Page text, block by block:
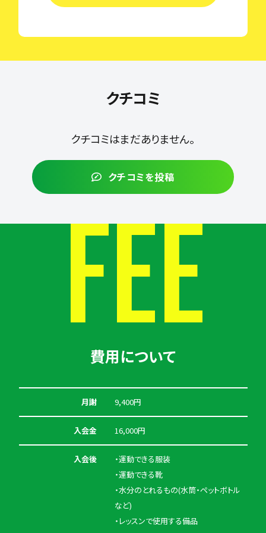
クチコミ
クチコミはまだありません。
クチコミを投稿
FEE
費用について
月謝 9,400円
入会金 16,000円
入会後
・運動できる服装
・運動できる靴
・水分のとれるもの(水筒・ペットボトル
など)
・レッスンで使用する備品